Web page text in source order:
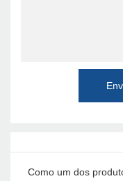
Como um dos